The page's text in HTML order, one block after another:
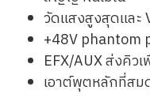
วัดแสงสูงสุดและ
+48V phantom
EFX/AUX ส่งคิว
เอาต์พุตหลักที่สม